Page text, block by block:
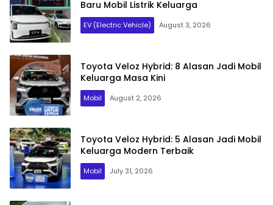
Baru Mobil Listrik Keluarga
EV (Electric Vehicle) August 3, 2026
Toyota Veloz Hybrid: 8 Alasan Jadi Mobil
Keluarga Masa Kini
Mobil August 2, 2026
Toyota Veloz Hybrid: 5 Alasan Jadi Mobil
Keluarga Modern Terbaik
Mobil July 31, 2026